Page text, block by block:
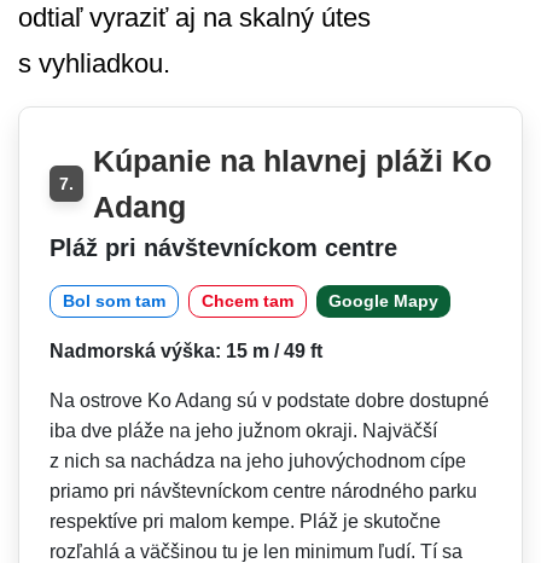
odtiaľ vyraziť aj na skalný útes
s vyhliadkou.
7.
Kúpanie na hlavnej pláži Ko
Adang
Pláž pri návštevníckom centre
Bol som tam Chcem tam Google Mapy
Nadmorská výška: 15 m / 49 ft
Na ostrove Ko Adang sú v podstate dobre dostupné
iba dve pláže na jeho južnom okraji. Najväčší
z nich sa nachádza na jeho juhovýchodnom cípe
priamo pri návštevníckom centre národného parku
respektíve pri malom kempe. Pláž je skutočne
rozľahlá a väčšinou tu je len minimum ľudí. Tí sa